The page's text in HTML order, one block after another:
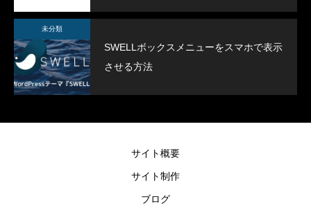
未分類
SWELLボックスメニューをスマホで表示
させる方法
サイト概要
サイト制作
ブログ